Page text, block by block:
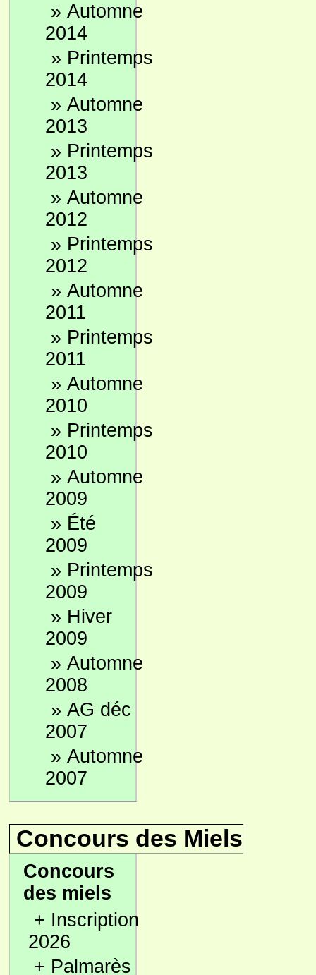
» Automne
2014
» Printemps
2014
» Automne
2013
» Printemps
2013
» Automne
2012
» Printemps
2012
» Automne
2011
» Printemps
2011
» Automne
2010
» Printemps
2010
» Automne
2009
» Été
2009
» Printemps
2009
» Hiver
2009
» Automne
2008
» AG déc
2007
» Automne
2007
Concours des Miels
Concours
des miels
+ Inscription
2026
+ Palmarès